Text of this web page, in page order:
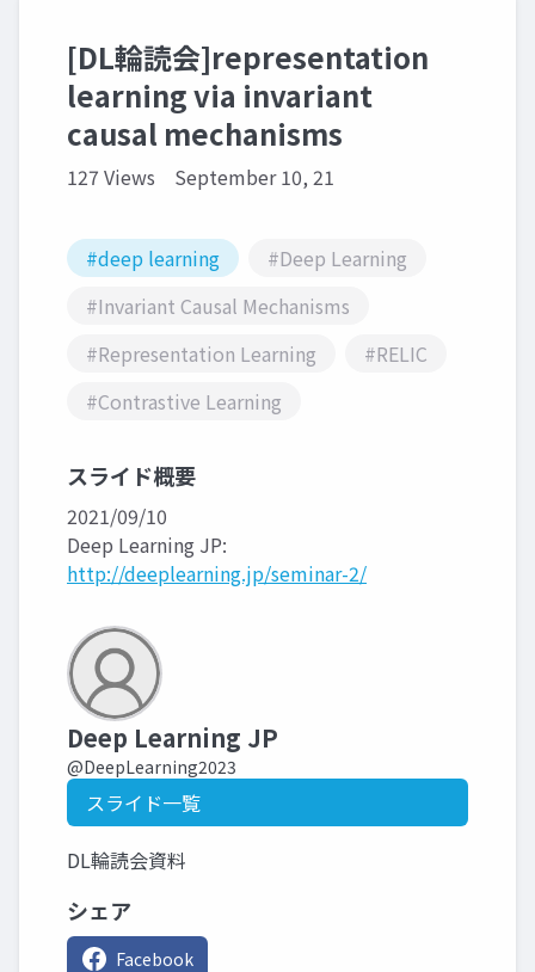
[DL輪読会]representation
learning via invariant
causal mechanisms
127 Views September 10, 21
#deep learning
#Deep Learning
#Invariant Causal Mechanisms
#Representation Learning
#RELIC
#Contrastive Learning
スライド概要
2021/09/10
Deep Learning JP:
http://deeplearning.jp/seminar-2/
Deep Learning JP
@DeepLearning2023
スライド一覧
DL輪読会資料
シェア
Facebook